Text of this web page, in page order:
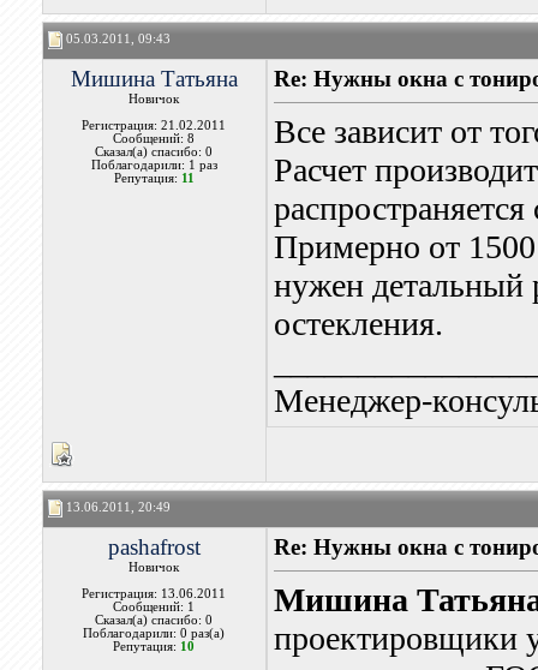
05.03.2011, 09:43
Мишина Татьяна
Новичок
Регистрация: 21.02.2011
Сообщений: 8
Сказал(а) спасибо: 0
Поблагодарили: 1 раз
Репутация: 11
Re: Нужны окна с
Все зависит от
Расчет
Примерно от
нужен детальный
остекления.
Менеджер-
13.06.2011, 20:49
pashafrost
Новичок
Регистрация: 13.06.2011
Сообщений: 1
Сказал(а) спасибо: 0
Поблагодарили: 0 раз(а)
Репутация: 10
Re: Нужны окна с
Мишина
проектировщики